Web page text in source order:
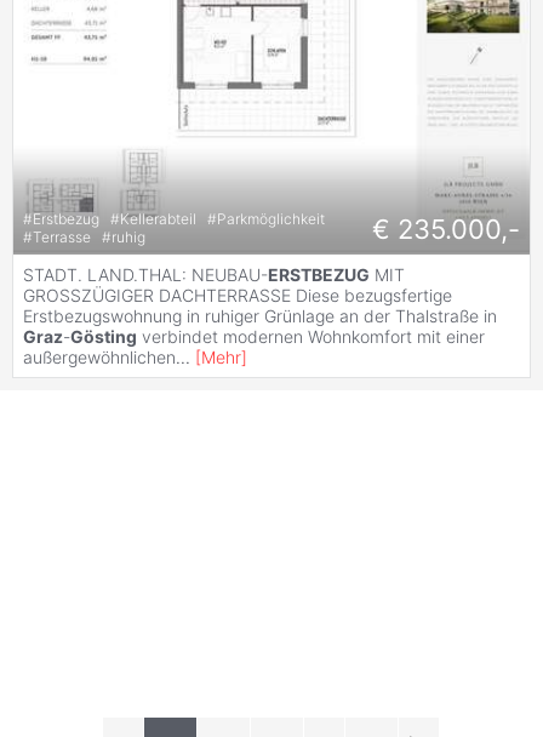
#Erstbezug #Kellerabteil #Parkmöglichkeit
#Terrasse #ruhig € 235.000,-
STADT. LAND.THAL: NEUBAU-ERSTBEZUG MIT
GROSSZÜGIGER DACHTERRASSE Diese bezugsfertige
Erstbezugswohnung in ruhiger Grünlage an der Thalstraße in
Graz-Gösting verbindet modernen Wohnkomfort mit einer
außergewöhnlichen... [Mehr]